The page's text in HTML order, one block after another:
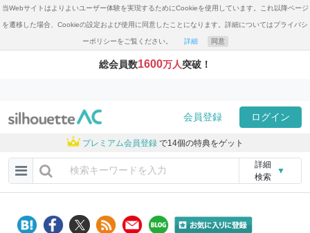
当Webサイトはよりよいユーザー体験を実現するためにCookieを使用しています。これ以降ページ
を遷移した場合、Cookieの設定および使用に同意したことになります。詳細についてはプライバシ
ーポリシーをご覧ください。 詳細 同意
総会員数1600万人突破！
会員登録 ログイン
プレミアム会員登録 で14個の特典をゲット
詳細
検索
▼